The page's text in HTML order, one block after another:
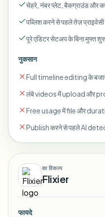
चेहरे, नंबर प्लेट, बैकग्राउंड और
पब्लिश करने से पहले तेज़ प्राइवेसी
पूरे एडिटर सेटअप के बिना मुफ्त
नुकसान
Full timeline editing के
लंबे videos में upload और
Free usage में file और
Publish करने से पहले AI
का विकल्प
Flixier
फायदे